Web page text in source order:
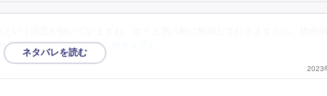
。各科の特色や難しさ …続きを読む
2023